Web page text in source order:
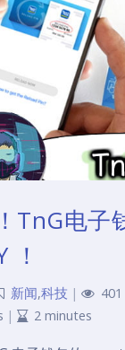
TnG电
！
新闻,科技 |
401
| 2 minutes